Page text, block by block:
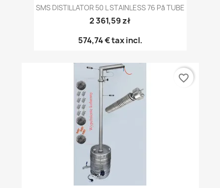
SMS DISTILLATOR 50 L STAINLESS 76 På TUBE
2 361,59 zł
574,74 €tax incl.
favorite_border